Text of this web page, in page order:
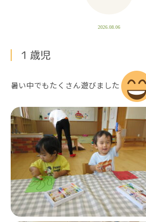
2026.08.06
１歳児
暑い中でもたくさん遊びました